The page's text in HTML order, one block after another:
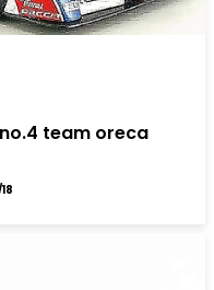
no.4 team oreca
18